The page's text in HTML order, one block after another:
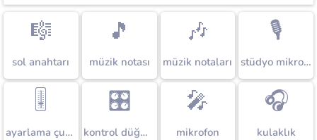
🎼
sol anahtarı
🎵
müzik notası
🎶
müzik notaları
🎙️
stüdyo mikrofonu
🎚️
ayarlama çubuğu
🎛️
kontrol düğmeleri
🎤
mikrofon
🎧
kulaklık